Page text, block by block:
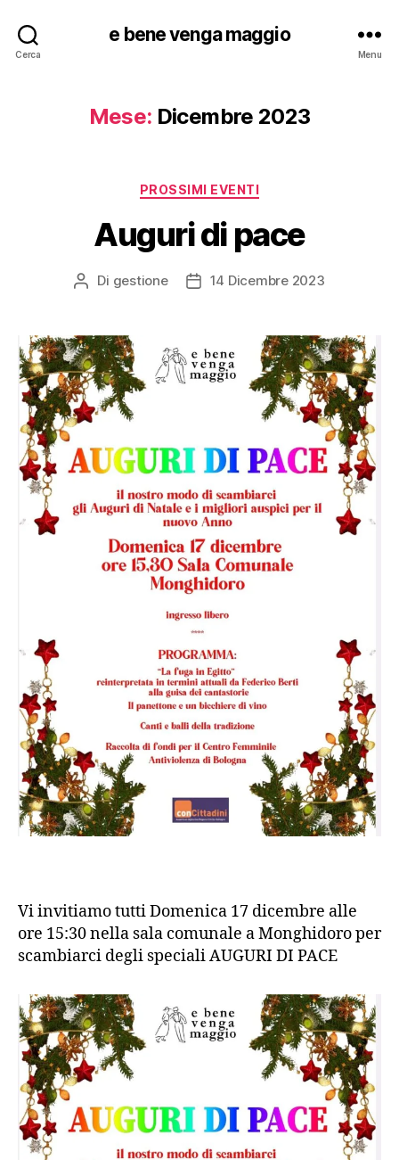
Cerca
e bene venga maggio
Menu
Mese: Dicembre 2023
Categorie
PROSSIMI EVENTI
Auguri di pace
Autore
Di gestione
Data14 Dicembre 2023
Vi invitiamo tutti Domenica 17 dicembre alle
ore 15:30 nella sala comunale a Monghidoro per
scambiarci degli speciali AUGURI DI PACE